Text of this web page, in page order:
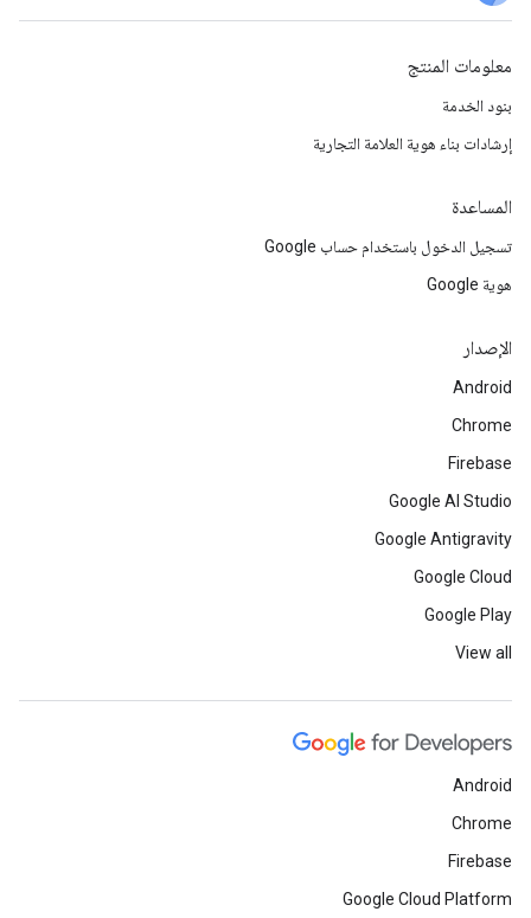
معلومات المنتج
بنود الخدمة
إرشادات بناء هوية العلامة التجارية
المساعدة
تسجيل الدخول باستخدام حساب Google
هوية Google
الإصدار
Android
Chrome
Firebase
Google AI Studio
Google Antigravity
Google Cloud
Google Play
View all
Android
Chrome
Firebase
Google Cloud Platform